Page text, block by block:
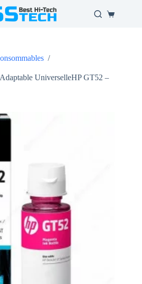
Panier
/
UniverselleHP GT52 –